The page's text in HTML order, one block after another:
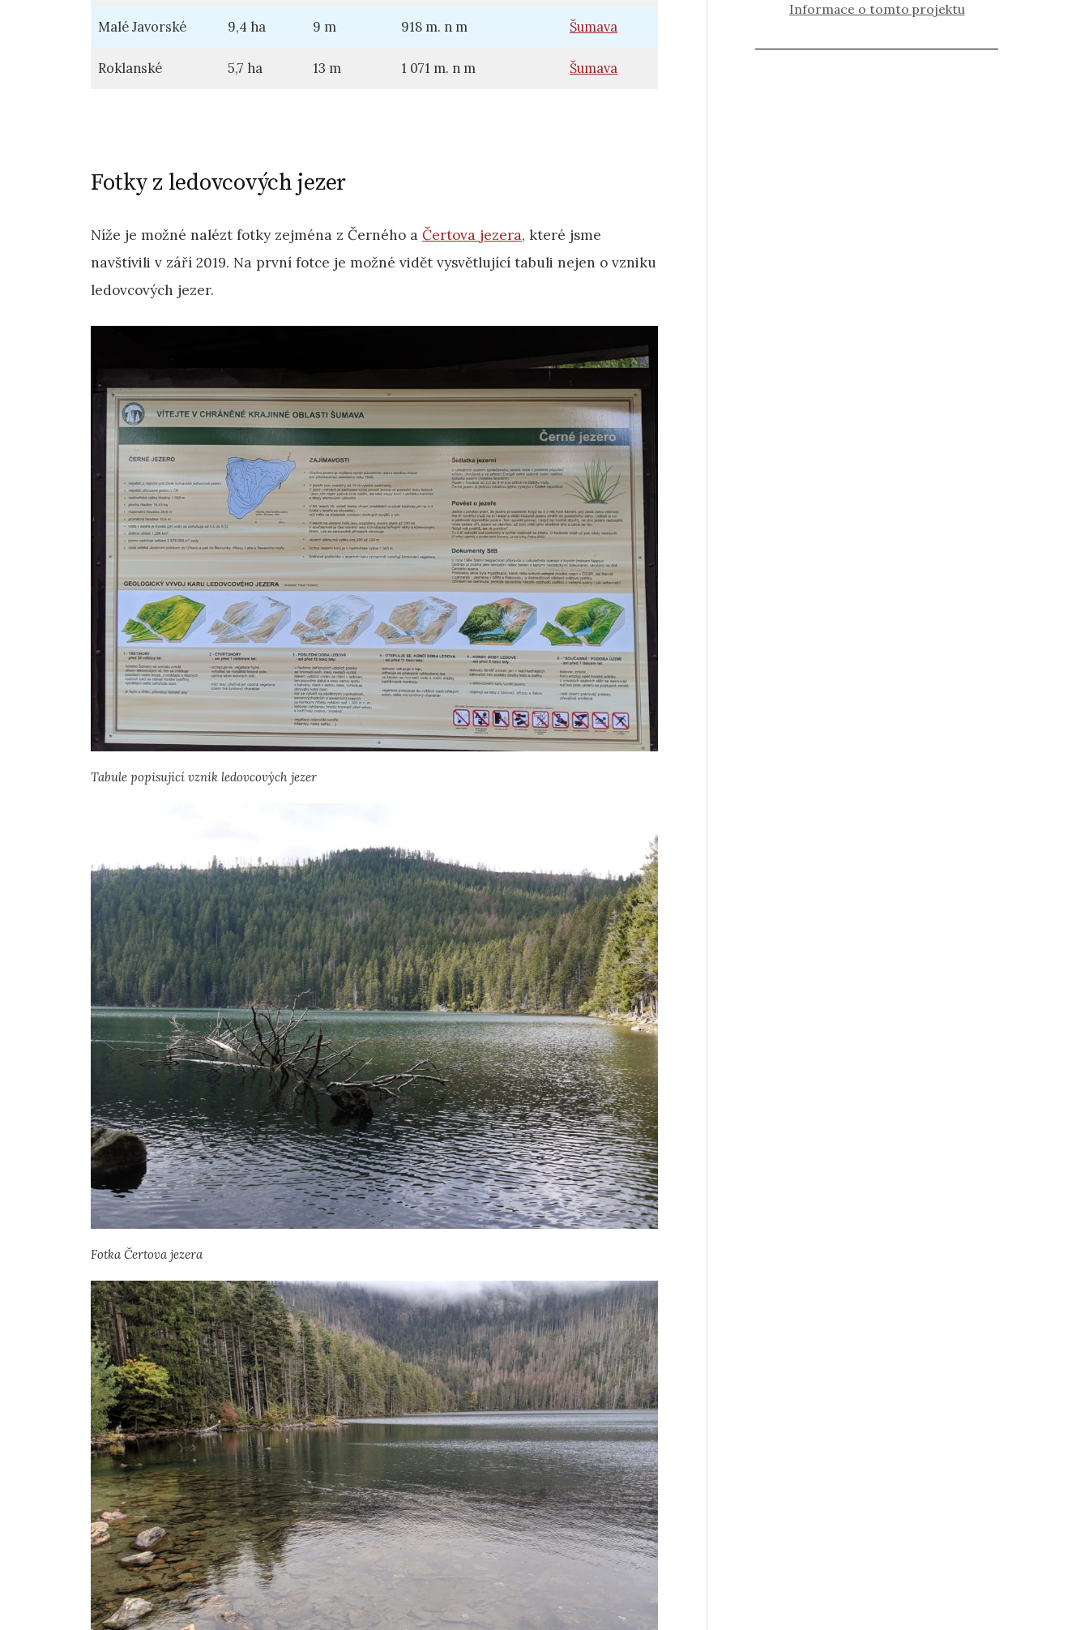
Malé Javorské 9,4 ha 9 m 918 m. n m Šumava
Roklanské 5,7 ha 13 m 1 071 m. n m Šumava
Fotky z ledovcových jezer
Níže je možné nalézt fotky zejména z Černého a Čertova jezera, které jsme
navštívili v září 2019. Na první fotce je možné vidět vysvětlující tabuli nejen o vzniku
ledovcových jezer.
Tabule popisující vznik ledovcových jezer
Fotka Čertova jezera
Informace o tomto projektu